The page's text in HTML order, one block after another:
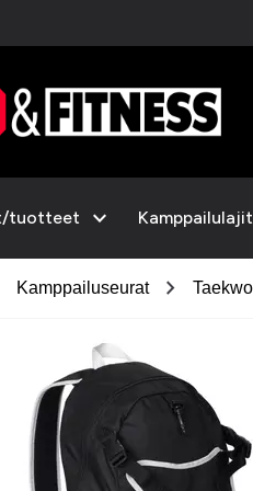
tuotteet expand_more
Kamppailuseurat chevron_right